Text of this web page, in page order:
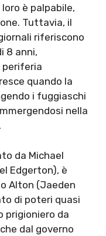
è palpabile,
Tuttavia, il
riferiscono
8 anni,
periferia
quando la
i fuggiaschi
nella
da Michael
Edgerton), è
Alton (Jaeden
di poteri quasi
prigioniero da
dal governo